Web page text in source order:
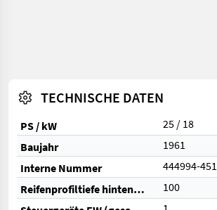
TECHNISCHE DATEN
PS / kW
25 / 18
Baujahr
1961
Interne Nummer
444994-
Reifenprofiltiefe hinten (%)
100